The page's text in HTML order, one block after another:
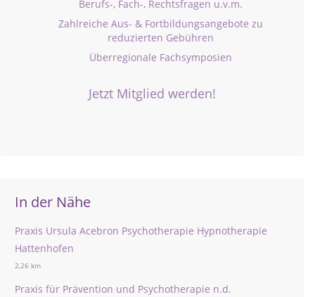
Berufs-, Fach-, Rechtsfragen u.v.m.
Zahlreiche Aus- & Fortbildungsangebote zu
reduzierten Gebühren
Überregionale Fachsymposien
Jetzt Mitglied werden!
In der Nähe
Praxis Ursula Acebron Psychotherapie Hypnotherapie
Hattenhofen
2,26 km
Praxis für Prävention und Psychotherapie n.d.